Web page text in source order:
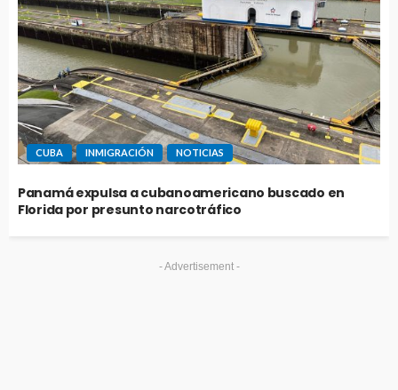
CUBA INMIGRACIÓN NOTICIAS
Panamá expulsa a cubanoamericano buscado en
Florida por presunto narcotráfico
- Advertisement -